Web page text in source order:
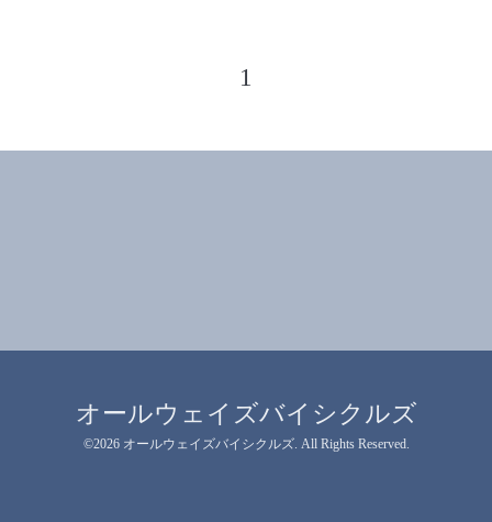
1
オールウェイズバイシクルズ
©2026 オールウェイズバイシクルズ. All Rights Reserved.